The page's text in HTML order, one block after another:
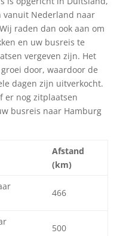
Nederland naar
raden dan ook aan om
en uw busreis te
vergeven zijn. Het
door, waardoor de
dagen zijn uitverkocht.
er nog zitplaatsen
busreis naar Hamburg
Afstand
(km)
466
500